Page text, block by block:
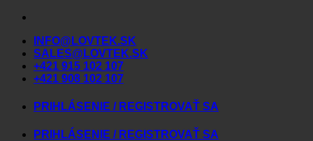
Skip
contentINFO@LOVTEK.SK
SALES@LOVTEK.SK
+421 915 102 107
+421 908 102 107
PRIHLÁSENIE / REGISTROVAŤ SA
PRIHLÁSENIE / REGISTROVAŤ SA